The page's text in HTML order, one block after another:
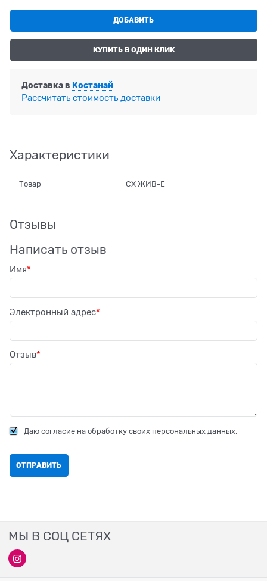
ДОБАВИТЬ
КУПИТЬ В ОДИН КЛИК
Доставка в Костанай
Рассчитать стоимость доставки
Характеристики
Товар СХ ЖИВ-Е
Отзывы
Написать отзыв
Имя
Электронный адрес
Отзыв
Даю согласие на обработку своих персональных данных.
МЫ В СОЦ СЕТЯХ